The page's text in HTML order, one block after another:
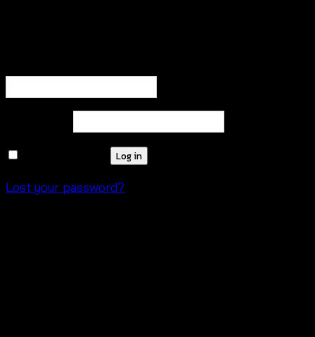
Log in
Lost your password?